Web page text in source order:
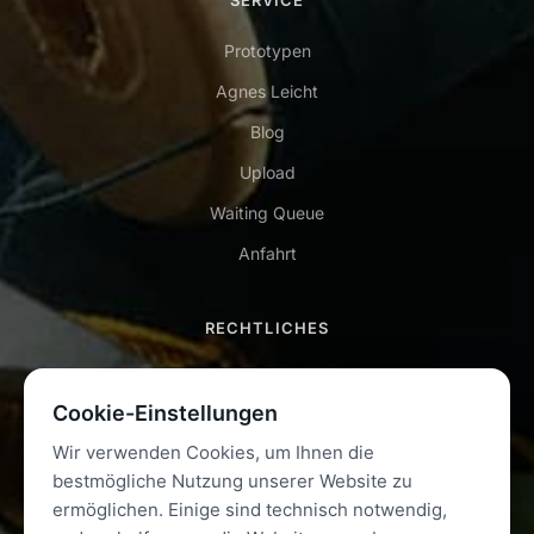
Prototypen
Agnes Leicht
Blog
Upload
Waiting Queue
Anfahrt
RECHTLICHES
Datenschutz
AGB
Kontakt
Cookie-Einstellungen
Wir verwenden Cookies, um Ihnen die
bestmögliche Nutzung unserer Website zu
ermöglichen. Einige sind technisch notwendig,